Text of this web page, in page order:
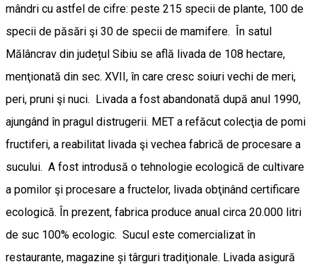
mândri cu astfel de cifre: peste 215 specii de plante, 100 de
specii de păsări şi 30 de specii de mamifere. În satul
Mălâncrav din județul Sibiu se află livada de 108 hectare,
menţionată din sec. XVII, în care cresc soiuri vechi de meri,
peri, pruni şi nuci. Livada a fost abandonată după anul 1990,
ajungând în pragul distrugerii. MET a refăcut colecţia de pomi
fructiferi, a reabilitat livada şi vechea fabrică de procesare a
sucului. A fost introdusă o tehnologie ecologică de cultivare
a pomilor şi procesare a fructelor, livada obţinând certificare
ecologică. În prezent, fabrica produce anual circa 20.000 litri
de suc 100% ecologic. Sucul este comercializat în
restaurante, magazine și târguri tradiţionale. Livada asigură